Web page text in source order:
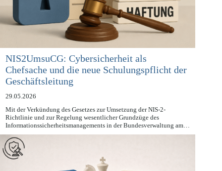
NIS2UmsuCG: Cybersicherheit als
Chefsache und die neue Schulungspflicht der
Geschäftsleitung
29.05.2026
Mit der Verkündung des Gesetzes zur Umsetzung der NIS-2-
Richtlinie und zur Regelung wesentlicher Grundzüge des
Informationssicherheitsmanagements in der Bundesverwaltung am…